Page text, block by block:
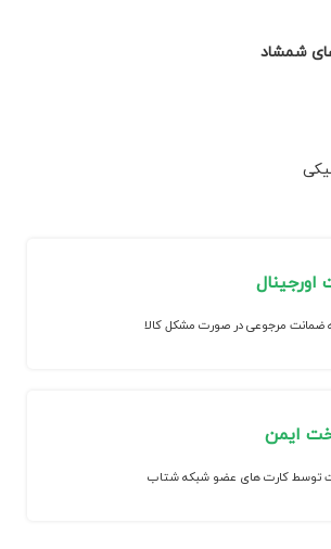
شمشاد
مرجوعی در صورت مشکل کالا
ایمن
توسط کارت های عضو شبکه شتاب